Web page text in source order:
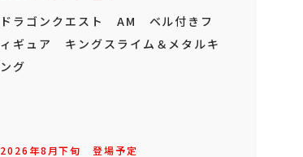
ドラゴンクエスト AM ベル付きフ
ィギュア キングスライム＆メタルキ
ング
2026年8月下旬 登場予定